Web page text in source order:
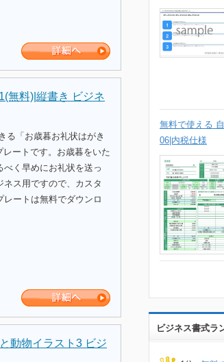
無料)|縦書き ビジネ
る「お歳暮お礼状はがき
ートです。お歳暮をいた
く早めにお礼状を送っ
ス用ですので、カスタ
ートは無料でダウンロ
動物イラスト3 ビジ
無料で使える
06|内税仕様
ビジネス書式ラ